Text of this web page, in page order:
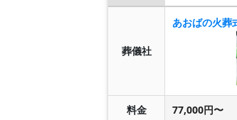
葬儀社
あおばの火葬
料金 77,000円〜